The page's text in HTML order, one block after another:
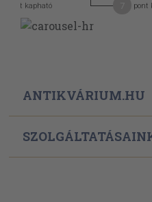
pont kapható pont
ANTIKVÁRIUM.HU